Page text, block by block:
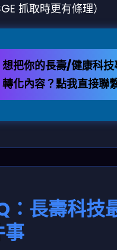
抓取時更有條理）
想把你的長壽/健康科
轉化內容？點我直接聯
：長壽科技
事